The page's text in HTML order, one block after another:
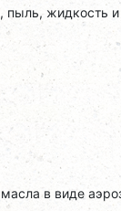
пыль, жидкость
в виде